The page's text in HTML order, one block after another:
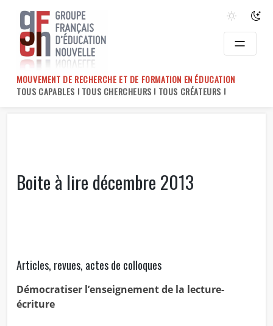
content
MOUVEMENT DE RECHERCHE ET DE FORMATION EN ÉDUCATION
TOUS CAPABLES ! TOUS CHERCHEURS ! TOUS CRÉATEURS !
Boite à lire décembre 2013
Articles, revues, actes de colloques
Démocratiser l’enseignement de la lecture-
écriture